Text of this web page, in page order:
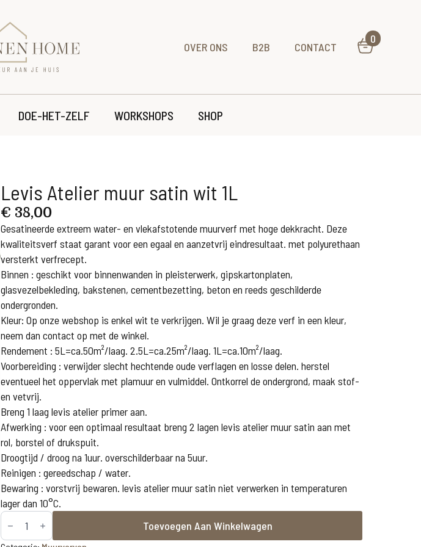
OVER ONS B2B CONTACT
0
DOE-HET-ZELF WORKSHOPS SHOP
Levis Atelier muur satin wit 1L
€ 38,00
Gesatineerde extreem water- en vlekafstotende muurverf met hoge dekkracht. Deze
kwaliteitsverf staat garant voor een egaal en aanzetvrij eindresultaat. met polyurethaan
versterkt verfrecept.
Binnen : geschikt voor binnenwanden in pleisterwerk, gipskartonplaten,
glasvezelbekleding, bakstenen, cementbezetting, beton en reeds geschilderde
ondergronden.
Kleur: Op onze webshop is enkel wit te verkrijgen. Wil je graag deze verf in een kleur,
neem dan contact op met de winkel.
Rendement : 5L=ca.50m²/laag. 2.5L=ca.25m²/laag. 1L=ca.10m²/laag.
Voorbereiding : verwijder slecht hechtende oude verflagen en losse delen. herstel
eventueel het oppervlak met plamuur en vulmiddel. Ontkorrel de ondergrond, maak stof-
en vetvrij.
Breng 1 laag levis atelier primer aan.
Afwerking : voor een optimaal resultaat breng 2 lagen levis atelier muur satin aan met
rol, borstel of drukspuit.
Droogtijd / droog na 1uur. overschilderbaar na 5uur.
Reinigen : gereedschap / water.
Bewaring : vorstvrij bewaren. levis atelier muur satin niet verwerken in temperaturen
lager dan 10°C.
Levis
Atelier
muur
Toevoegen Aan Winkelwagen